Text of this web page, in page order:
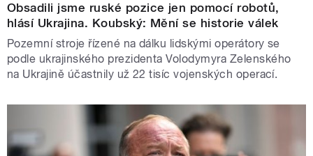
Obsadili jsme ruské pozice jen pomocí robotů,
hlásí Ukrajina. Koubský: Mění se historie válek
Pozemní stroje řízené na dálku lidskými operátory se
podle ukrajinského prezidenta Volodymyra Zelenského
na Ukrajině účastnily už 22 tisíc vojenských operací.